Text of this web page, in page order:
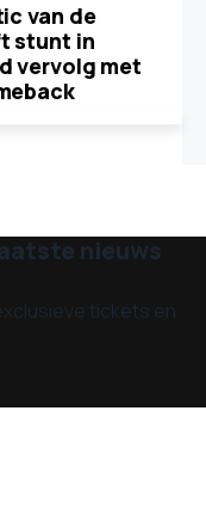
van de
stunt in
vervolg met
nieuws
tickets en